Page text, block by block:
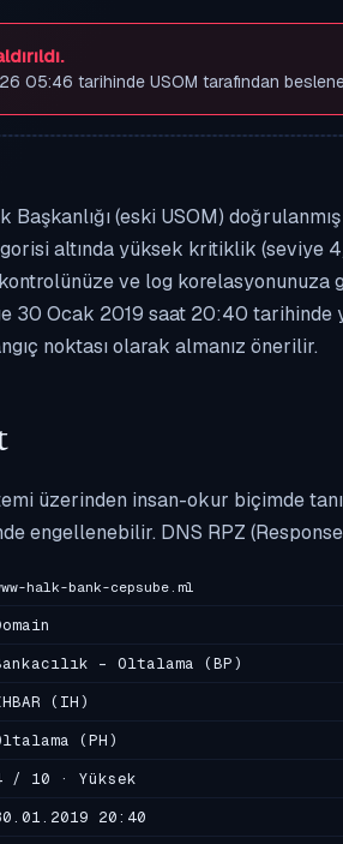
05:46 tarihinde USOM tarafından
Başkanlığı (eski USOM)
altında yüksek kritiklik (seviye
ve log
Ocak 2019 saat 20:40 tarihinde
noktası olarak almanız önerilir.
üzerinden insan-okur biçimde
engellenebilir. DNS RPZ
halk-bank-cepsube.ml
- Oltalama (BP)
(IH)
(PH)
/ 10 · Yüksek
20:40